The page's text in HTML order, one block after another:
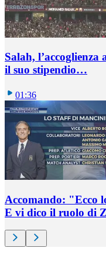
Salah, l’accoglienza
il suo stipendio…
01:36
Accomando: "Ecco
E vi dico il ruolo di